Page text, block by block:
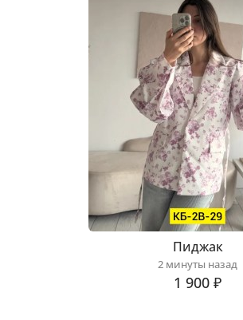
Пиджак
2 минуты назад
1 900 ₽